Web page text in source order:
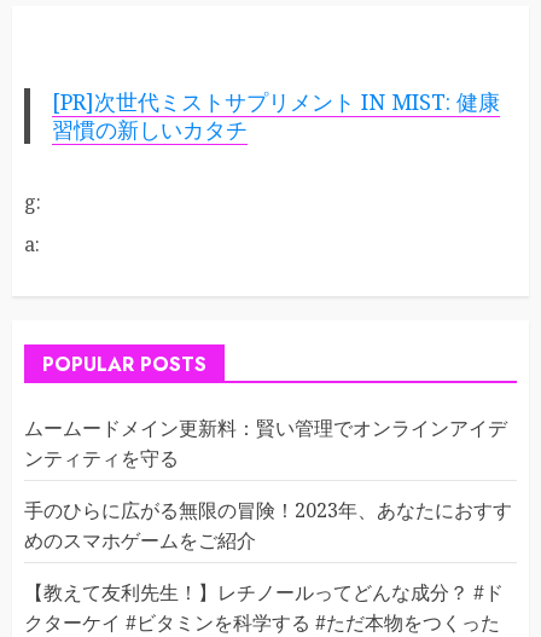
[PR]次世代ミストサプリメント IN MIST: 健康
習慣の新しいカタチ
g:
a:
POPULAR POSTS
ムームードメイン更新料：賢い管理でオンラインアイデ
ンティティを守る
手のひらに広がる無限の冒険！2023年、あなたにおすす
めのスマホゲームをご紹介
【教えて友利先生！】レチノールってどんな成分？ #ド
クターケイ #ビタミンを科学する #ただ本物をつくった